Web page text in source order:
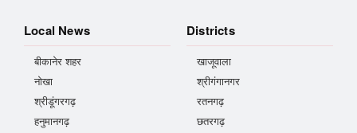
Local News
बीकानेर शहर
नोखा
श्रीडूंगरगढ़
हनुमानगढ़
Districts
खाजूवाला
श्रीगंगानगर
रतनगढ़
छतरगढ़